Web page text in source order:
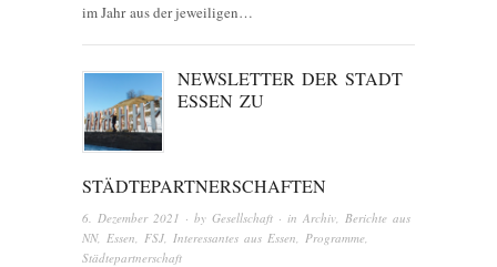
im Jahr aus der jeweiligen…
NEWSLETTER DER STADT
ESSEN ZU
STÄDTEPARTNERSCHAFTEN
6. Dezember 2021 · by Gesellschaft · in Archiv Berichte aus
NN, Essen FSJ Interessantes aus Essen Programme
Städtepartnerschaft